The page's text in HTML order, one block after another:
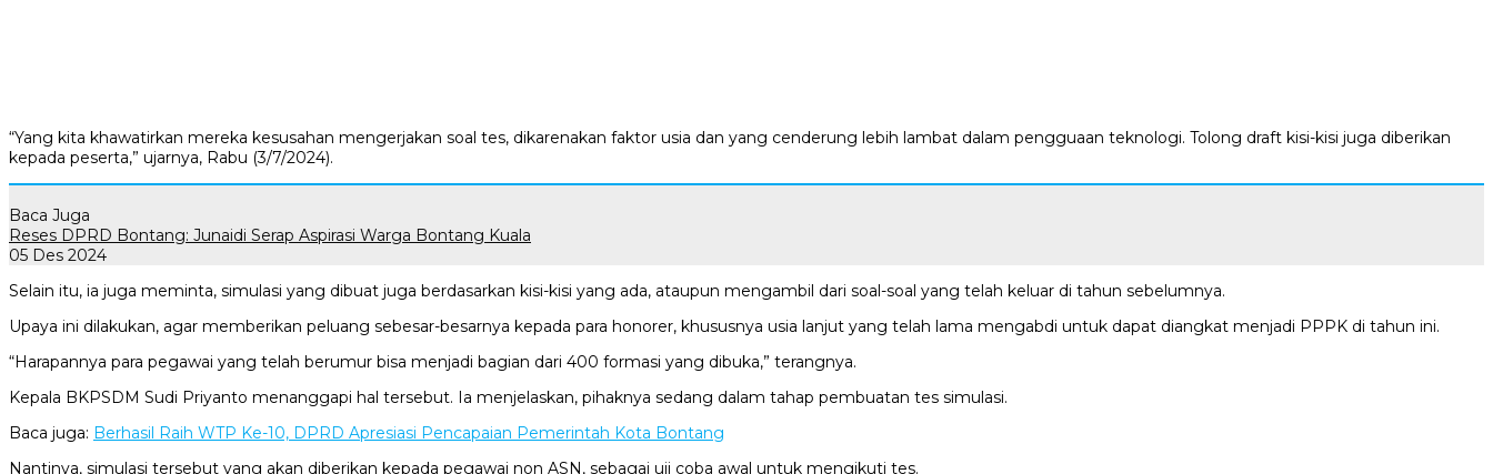
“Yang kita khawatirkan mereka kesusahan mengerjakan soal tes, dikarenakan faktor usia dan yang cenderung lebih lambat dalam pengguaan teknologi. Tolong draft kisi-kisi juga diberikan
kepada peserta,” ujarnya, Rabu (3/7/2024).
Baca Juga
Reses DPRD Bontang: Junaidi Serap Aspirasi Warga Bontang Kuala
05 Des 2024
Selain itu, ia juga meminta, simulasi yang dibuat juga berdasarkan kisi-kisi yang ada, ataupun mengambil dari soal-soal yang telah keluar di tahun sebelumnya.
Upaya ini dilakukan, agar memberikan peluang sebesar-besarnya kepada para honorer, khususnya usia lanjut yang telah lama mengabdi untuk dapat diangkat menjadi PPPK di tahun ini.
“Harapannya para pegawai yang telah berumur bisa menjadi bagian dari 400 formasi yang dibuka,” terangnya.
Kepala BKPSDM Sudi Priyanto menanggapi hal tersebut. Ia menjelaskan, pihaknya sedang dalam tahap pembuatan tes simulasi.
Baca juga: Berhasil Raih WTP Ke-10, DPRD Apresiasi Pencapaian Pemerintah Kota Bontang
Nantinya, simulasi tersebut yang akan diberikan kepada pegawai non ASN, sebagai uji coba awal untuk mengikuti tes.